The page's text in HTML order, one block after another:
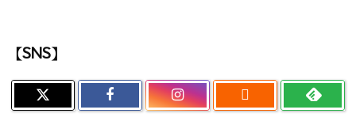
【SNS】
